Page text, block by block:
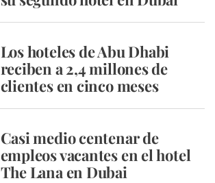
Los hoteles de Abu Dhabi
reciben a 2,4 millones de
clientes en cinco meses
Casi medio centenar de
empleos vacantes en el hotel
The Lana en Dubai